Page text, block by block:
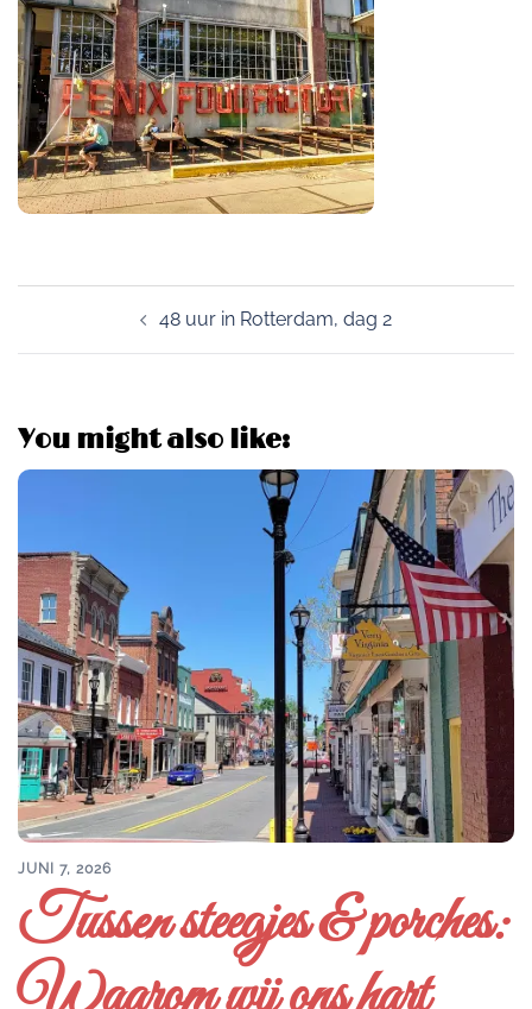
navigation
48 uur in Rotterdam, dag 2
You might also like:
JUNI 7, 2026
Tussen steegjes & porches: